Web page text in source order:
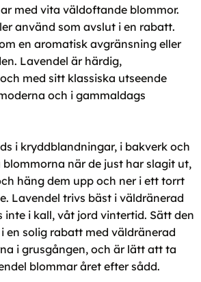
med vita väldoftande blommor.
använd som avslut i en rabatt.
en aromatisk avgränsning eller
Lavendel är härdig,
med sitt klassiska utseende
och i gammaldags
i kryddblandningar, i bakverk och
blommorna när de just har slagit ut,
häng dem upp och ner i ett torrt
Lavendel trivs bäst i väldränerad
inte i kall, våt jord vintertid. Sätt den
en solig rabatt med väldränerad
i grusgången, och är lätt att ta
blommar året efter sådd.